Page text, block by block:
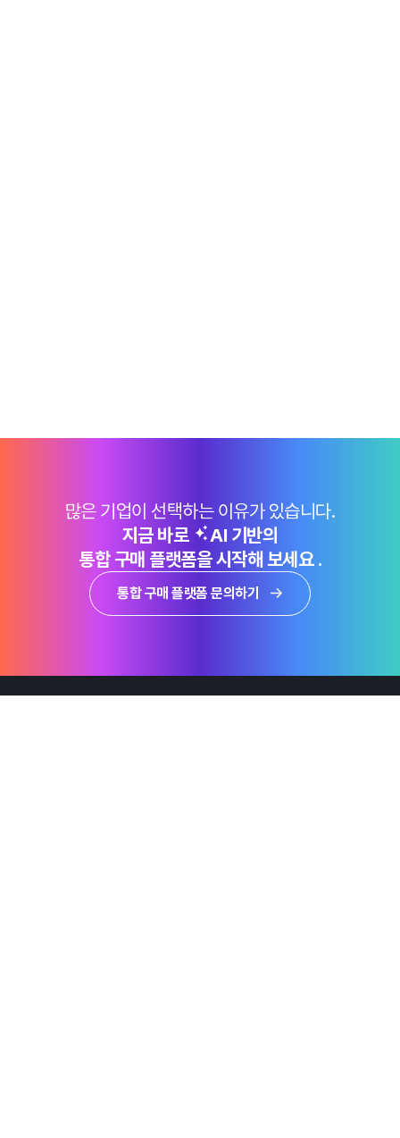
많은 기업이 선택하는 이유가 있습니다.
지금 바로
AI 기반의
통합 구매 플랫폼을 시작해 보세요 .
통합 구매 플랫폼 문의하기